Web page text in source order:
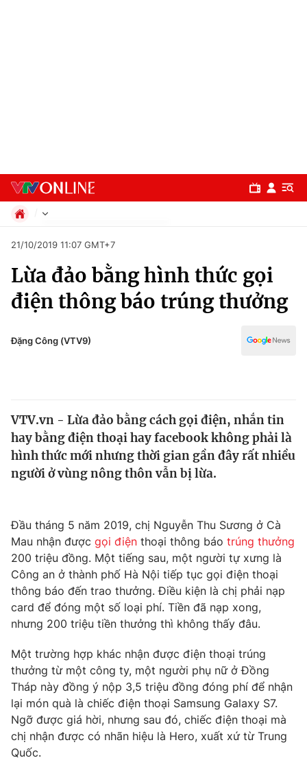
Chuyên mục
Chính trị
Xã hội
Y tế
Thế giới
Thế giới đó đây
Câu chuyện quốc tế
Tài chính
Thị trường
Góc doanh nghiệp
Dữ liệu và đời sống
Truyền hình
Phim VTV
Nhân vật
Khán giả
Giải sao mai
Giải trí
Điện ảnh
Âm nhạc
Sao
Đời sống
Du lịch
Làm đẹp
Chất lượng cuộc sống
Giáo dục
Tuyển sinh
Công nghệ
Xã hội
Pháp luật
Thể thao
Văn hóa - Giải trí
Giáo dục
21/10/2019 11:07 GMT+7
Lừa đảo bằng hình thức gọi
điện thông báo trúng thưởng
Đặng Công (VTV9)
VTV.vn - Lừa đảo bằng cách gọi điện, nhắn tin
hay bằng điện thoại hay facebook không phải là
hình thức mới nhưng thời gian gần đây rất nhiều
người ở vùng nông thôn vẫn bị lừa.
Đầu tháng 5 năm 2019, chị Nguyễn Thu Sương ở Cà
Mau nhận được gọi điện thoại thông báo trúng thưởng
200 triệu đồng. Một tiếng sau, một người tự xưng là
Công an ở thành phố Hà Nội tiếp tục gọi điện thoại
thông báo đến trao thưởng. Điều kiện là chị phải nạp
card để đóng một số loại phí. Tiền đã nạp xong,
nhưng 200 triệu tiền thưởng thì không thấy đâu.
Một trường hợp khác nhận được điện thoại trúng
thưởng từ một công ty, một người phụ nữ ở Đồng
Tháp này đồng ý nộp 3,5 triệu đồng đóng phí để nhận
lại món quà là chiếc điện thoại Samsung Galaxy S7.
Ngỡ được giá hời, nhưng sau đó, chiếc điện thoại mà
chị nhận được có nhãn hiệu là Hero, xuất xứ từ Trung
Quốc.